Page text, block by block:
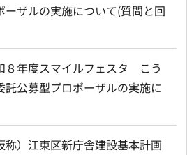
ーザルの実施について(質問と回
８年度スマイルフェスタ こう
託公募型プロポーザルの実施に
称）江東区新庁舎建設基本計画